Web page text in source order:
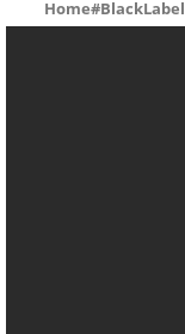
Home#BlackLabel